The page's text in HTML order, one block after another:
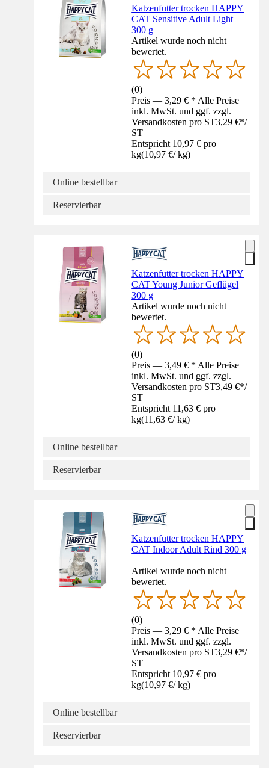
Katzenfutter trocken HAPPY
CAT Sensitive Adult Light
300 g
Artikel wurde noch nicht
bewertet.
(0)
Preis — 3,29 € * Alle Preise
inkl. MwSt. und ggf. zzgl.
Versandkosten pro ST3,29 €*/
ST
Entspricht 10,97 € pro
kg(10,97 €/ kg)
Online bestellbar
Reservierbar
Katzenfutter trocken HAPPY
CAT Young Junior Geflügel
300 g
Artikel wurde noch nicht
bewertet.
(0)
Preis — 3,49 € * Alle Preise
inkl. MwSt. und ggf. zzgl.
Versandkosten pro ST3,49 €*/
ST
Entspricht 11,63 € pro
kg(11,63 €/ kg)
Online bestellbar
Reservierbar
Katzenfutter trocken HAPPY
CAT Indoor Adult Rind 300 g
Artikel wurde noch nicht
bewertet.
(0)
Preis — 3,29 € * Alle Preise
inkl. MwSt. und ggf. zzgl.
Versandkosten pro ST3,29 €*/
ST
Entspricht 10,97 € pro
kg(10,97 €/ kg)
Online bestellbar
Reservierbar